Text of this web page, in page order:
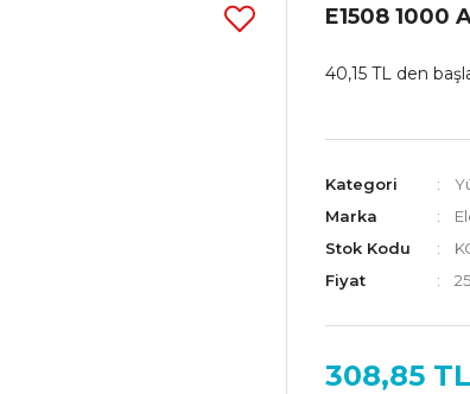
E1508 1000
40,15 TL den
Kategori
Marka
Stok Kodu
Fiyat
308,85 TL